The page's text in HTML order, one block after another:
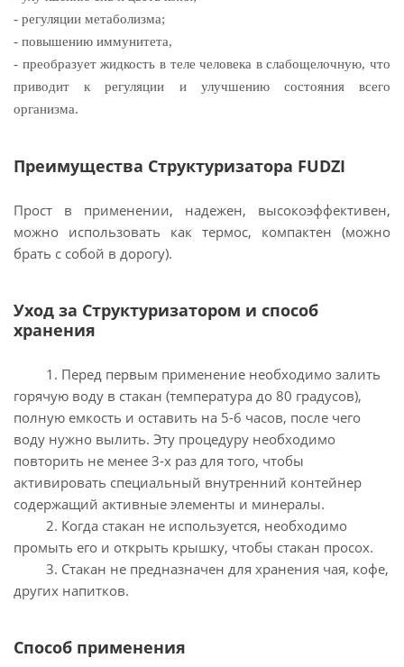
- регуляции метаболизма;
- повышению иммунитета,
- преобразует жидкость в теле человека в слабощелочную, что
приводит к регуляции и улучшению состояния всего
организма.
Преимущества Структуризатора FUDZI
Прост в применении, надежен, высокоэффективен,
можно использовать как термос, компактен (можно
брать с собой в дорогу).
Уход за Структуризатором и способ
хранения
1. Перед первым применение необходимо залить
горячую воду в стакан (температура до 80 градусов),
полную емкость и оставить на 5-6 часов, после чего
воду нужно вылить. Эту процедуру необходимо
повторить не менее 3-х раз для того, чтобы
активировать специальный внутренний контейнер
содержащий активные элементы и минералы.
2. Когда стакан не используется, необходимо
промыть его и открыть крышку, чтобы стакан просох.
3. Стакан не предназначен для хранения чая, кофе,
других напитков.
Способ применения